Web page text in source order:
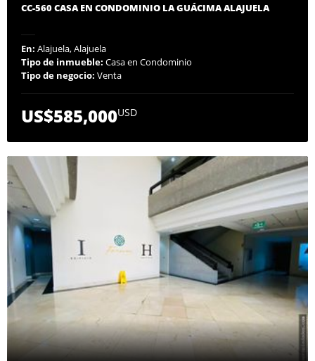
CC-560 CASA EN CONDOMINIO LA GUÁCIMA ALAJUELA
En: Alajuela, Alajuela
Tipo de inmueble: Casa en Condominio
Tipo de negocio: Venta
US$585,000USD